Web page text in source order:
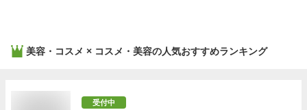
美容・コスメ × コスメ・美容の人気おすすめランキング
受付中